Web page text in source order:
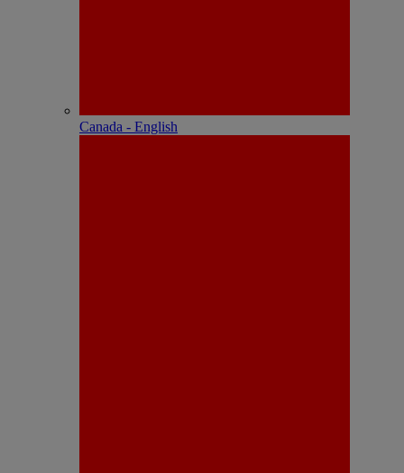
Canada - English